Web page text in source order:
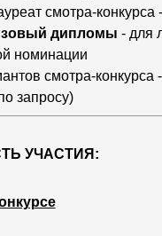
смотра-
дипломы - для
номинации
смотра-
запросу)
УЧАСТИЯ: